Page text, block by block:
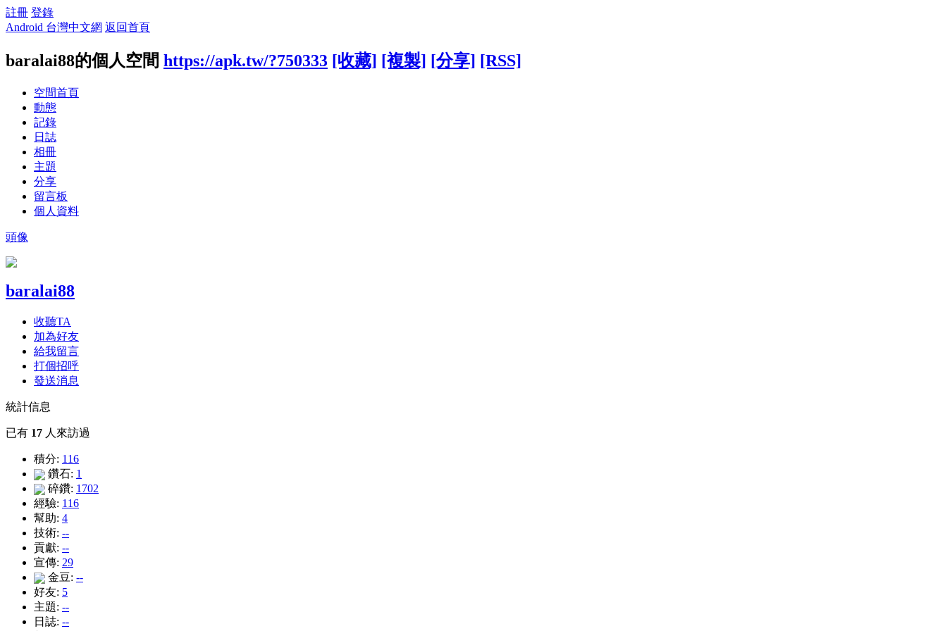
註冊 登錄
Android 台灣中文網 返回首頁
baralai88的個人空間 https://apk.tw/?750333 [收藏] [複製] [分享] [RSS]
空間首頁
動態
記錄
日誌
相冊
主題
分享
留言板
個人資料
頭像
baralai88
收聽TA
加為好友
給我留言
打個招呼
發送消息
統計信息
已有 17 人來訪過
積分: 116
鑽石: 1
碎鑽: 1702
經驗: 116
幫助: 4
技術: --
貢獻: --
宣傳: 29
金豆: --
好友: 5
主題: --
日誌: --